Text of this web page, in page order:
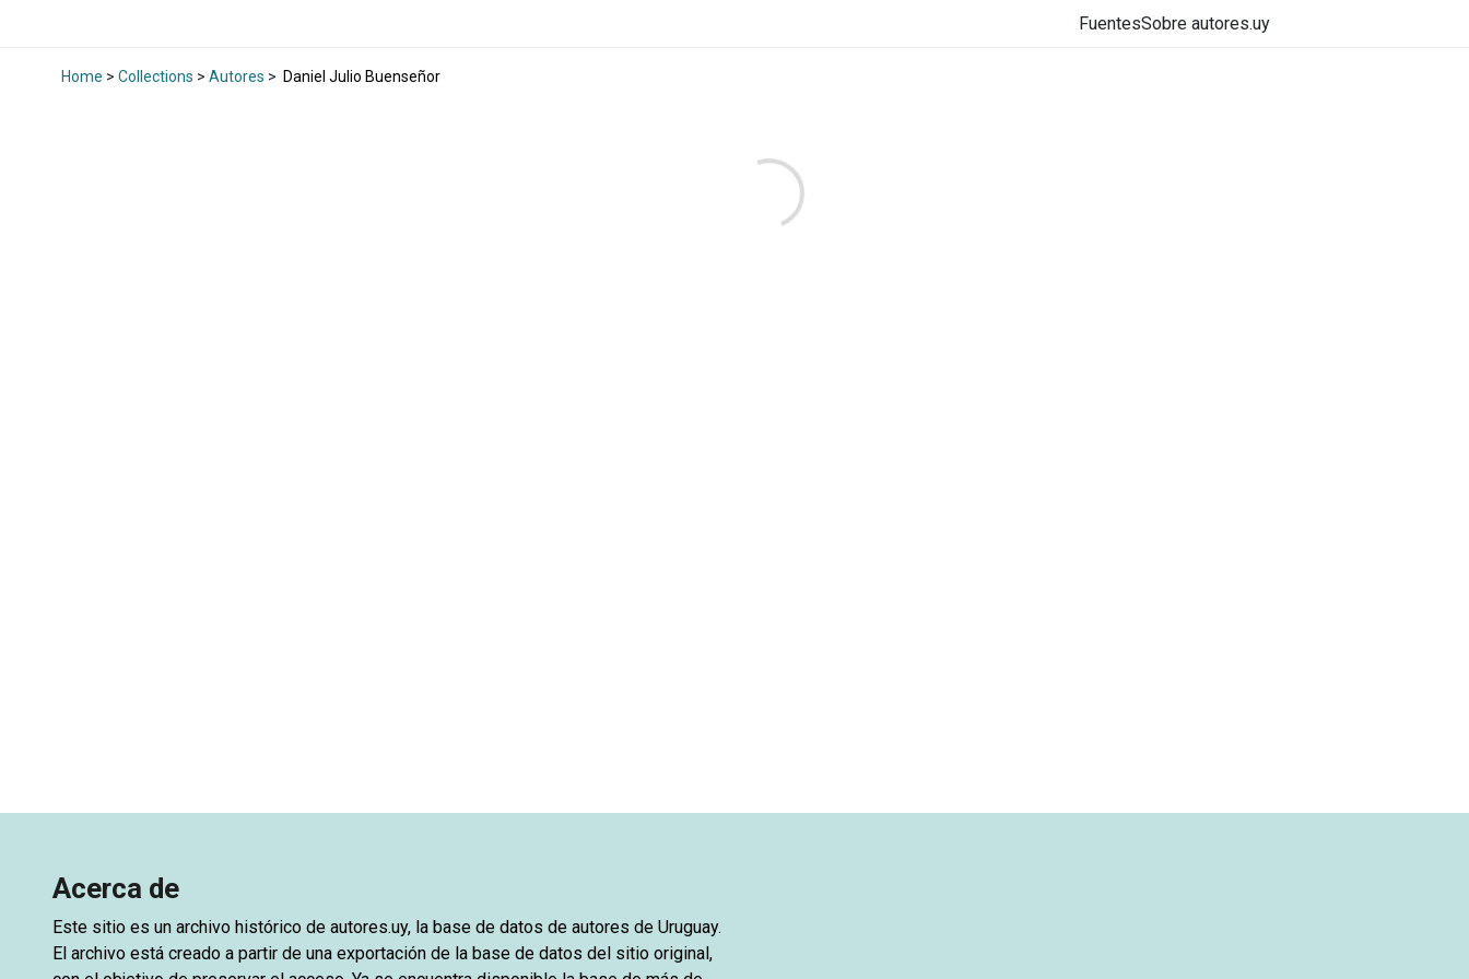
FuentesSobre autores.uy
Home > Collections > Autores > Daniel Julio Buenseñor
Acerca de
Este sitio es un archivo histórico de autores.uy, la base de datos de autores de Uruguay.
El archivo está creado a partir de una exportación de la base de datos del sitio original,